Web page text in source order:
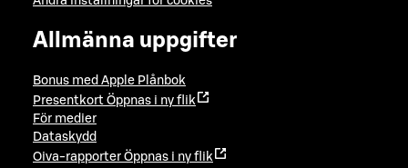
Allmänna uppgifter
Bonus med Apple Plånbok
Presentkort Öppnas i ny flik
För medier
Dataskydd
Oiva-rapporter Öppnas i ny flik